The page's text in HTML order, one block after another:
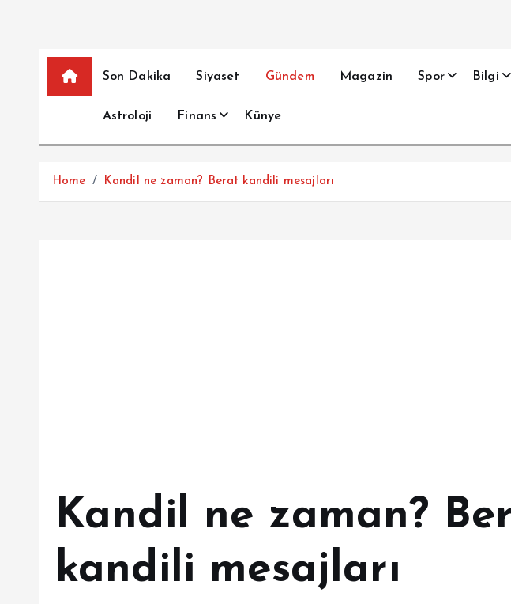
Son Dakika Siyaset Gündem Magazin Spor Bilgi
Astroloji Finans Künye
Home Kandil ne zaman? Berat kandili mesajları
Kandil ne zaman?
kandili mesajları